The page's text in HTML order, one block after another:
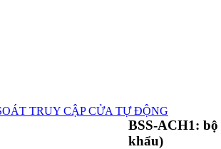
TRUY CẬP CỬA TỰ ĐỘNG
BSS-ACH1:
khẩu)